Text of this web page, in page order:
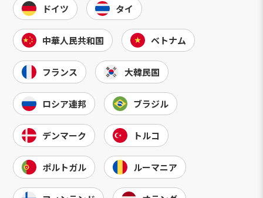
ドイツ タイ
中華人民共和国 ベトナム
フランス 大韓民国
ロシア連邦 ブラジル
デンマーク トルコ
ポルトガル ルーマニア